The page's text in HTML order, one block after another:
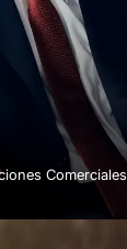
Comerciales